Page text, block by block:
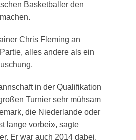
Basketballer den
Chris Fleming an
alles andere als ein
in der Qualifikation
Turnier sehr mühsam
die Niederlande oder
lange vorbei», sagte
Er war auch 2014 dabei,